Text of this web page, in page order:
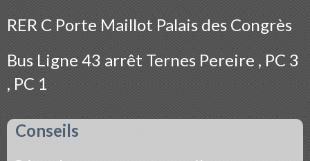
RER C Porte Maillot Palais des Congrès
Bus Ligne 43 arrêt Ternes Pereire , PC 3
, PC 1
Conseils